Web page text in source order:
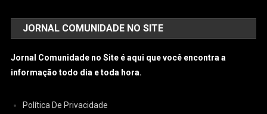
JORNAL COMUNIDADE NO SITE
Jornal Comunidade no Site é aqui que você encontra a
informação todo dia e toda hora.
Política De Privacidade